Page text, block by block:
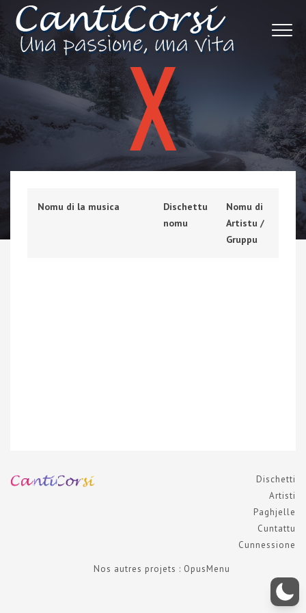
X
Nomu di la musica
Dischettu
nomu
Nomu di
Artistu /
Gruppu
Dischetti
Artisti
Paghjelle
Cuntattu
Cunnessione
Nos autres projets : OpusMenu